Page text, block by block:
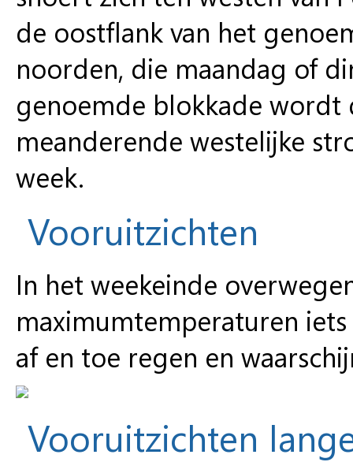
de oostflank van het
noorden, die maandag of
genoemde blokkade wordt
meanderende westelijke
week.
Vooruitzichten
In het weekeinde
maximumtemperaturen
af en toe regen en
Vooruitzichten